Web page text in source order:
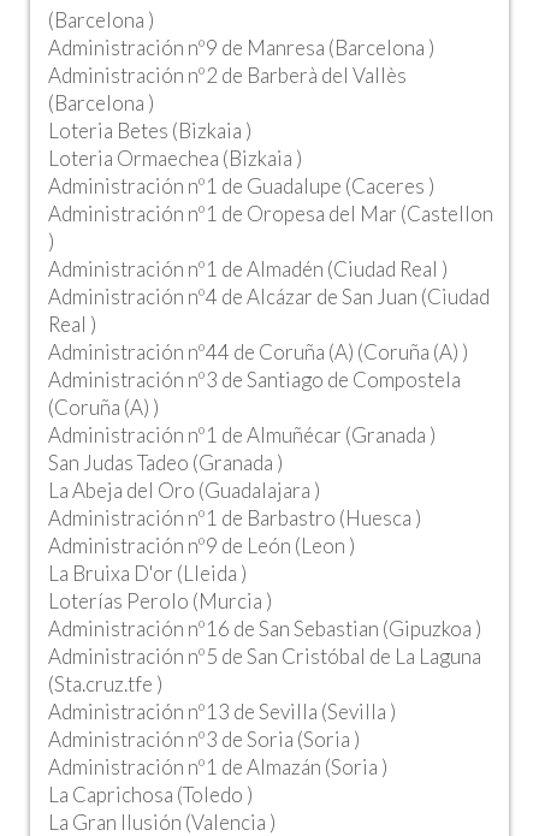
(Barcelona )
Administración nº9 de Manresa (Barcelona )
Administración nº2 de Barberà del Vallès
(Barcelona )
Loteria Betes (Bizkaia )
Loteria Ormaechea (Bizkaia )
Administración nº1 de Guadalupe (Caceres )
Administración nº1 de Oropesa del Mar (Castellon
)
Administración nº1 de Almadén (Ciudad Real )
Administración nº4 de Alcázar de San Juan (Ciudad
Real )
Administración nº44 de Coruña (A) (Coruña (A) )
Administración nº3 de Santiago de Compostela
(Coruña (A) )
Administración nº1 de Almuñécar (Granada )
San Judas Tadeo (Granada )
La Abeja del Oro (Guadalajara )
Administración nº1 de Barbastro (Huesca )
Administración nº9 de León (Leon )
La Bruixa D'or (Lleida )
Loterías Perolo (Murcia )
Administración nº16 de San Sebastian (Gipuzkoa )
Administración nº5 de San Cristóbal de La Laguna
(Sta.cruz.tfe )
Administración nº13 de Sevilla (Sevilla )
Administración nº3 de Soria (Soria )
Administración nº1 de Almazán (Soria )
La Caprichosa (Toledo )
La Gran Ilusión (Valencia )